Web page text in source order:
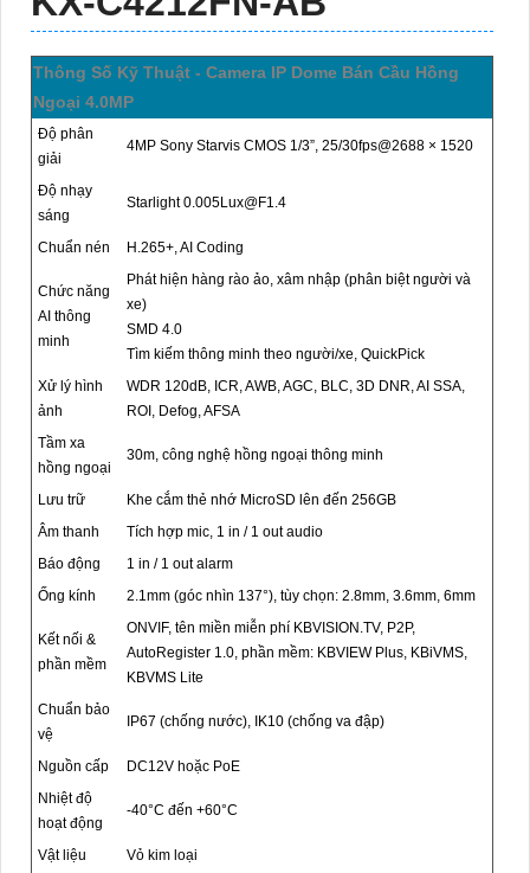
Thông Số Kỹ Thuật - Camera IP Dome Bán Cầu Hồng
Ngoại 4.0MP
Độ phân
giải
4MP Sony Starvis CMOS 1/3”, 25/30fps@2688 × 1520
Độ nhạy
sáng
Starlight 0.005Lux@F1.4
Chuẩn nén H.265+, AI Coding
Chức năng
AI thông
minh
Phát hiện hàng rào ảo, xâm nhập (phân biệt người và
xe)
SMD 4.0
Tìm kiếm thông minh theo người/xe, QuickPick
Xử lý hình
ảnh
WDR 120dB, ICR, AWB, AGC, BLC, 3D DNR, AI SSA,
ROI, Defog, AFSA
Tầm xa
hồng ngoại
30m, công nghệ hồng ngoại thông minh
Lưu trữ
Khe cắm thẻ nhớ MicroSD lên đến 256GB
Âm thanh
Tích hợp mic, 1 in / 1 out audio
Báo động
1 in / 1 out alarm
Ống kính
2.1mm (góc nhìn 137°), tùy chọn: 2.8mm, 3.6mm, 6mm
Kết nối &
phần mềm
ONVIF, tên miền miễn phí KBVISION.TV, P2P,
AutoRegister 1.0, phần mềm: KBVIEW Plus, KBiVMS,
KBVMS Lite
Chuẩn bảo
vệ
IP67 (chống nước), IK10 (chống va đập)
Nguồn cấp
DC12V hoặc PoE
Nhiệt độ
hoạt động
-40°C đến +60°C
Vật liệu
Vỏ kim loại